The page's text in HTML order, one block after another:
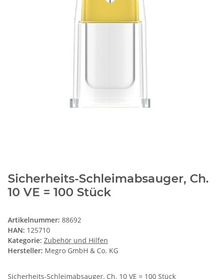
Sicherheits-Schleimabsauger, Ch.
10 VE = 100 Stück
Artikelnummer: 88692
HAN: 125710
Kategorie: Zubehör und Hilfen
Hersteller: Megro GmbH & Co. KG
Sicherheits-Schleimabsauger, Ch. 10 VE = 100 Stück